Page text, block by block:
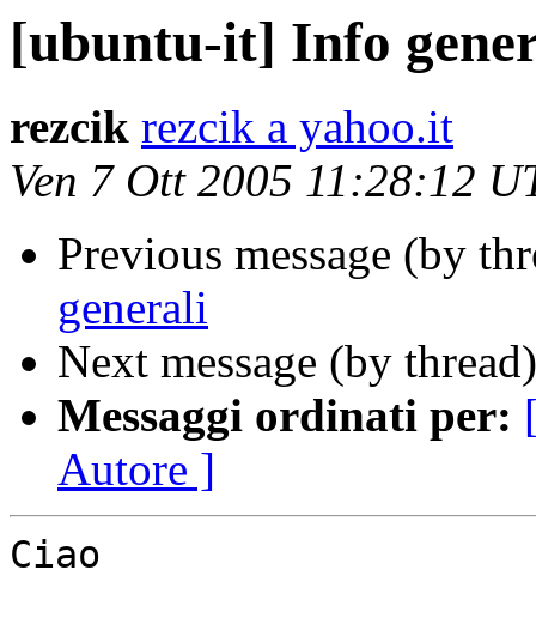
[ubuntu-it] Info
rezcik rezcik a yahoo.it
Ven 7 Ott 2005 11:28:12
Previous message (by
generali
Next message (by
Messaggi ordinati per:
Autore ]
Ciao